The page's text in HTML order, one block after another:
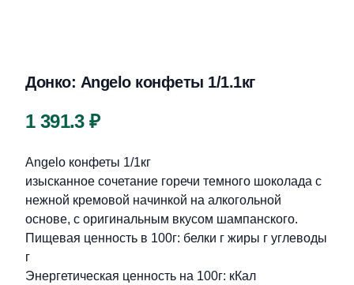
Донко: Angelo конфеты 1/1.1кг
1 391.3 ₽
Описание
Angelo конфеты 1/1кг
изысканное сочетание горечи темного шоколада с
нежной кремовой начинкой на алкогольной
основе, с оригинальным вкусом шампанского.
Пищевая ценность в 100г: белки г жиры г углеводы
г
Энергетическая ценность на 100г: кКал